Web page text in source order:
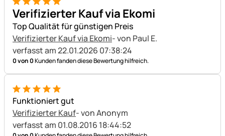
5 von 5
Verifizierter Kauf via Ekomi
Top Qualität für günstigen Preis
Verifizierter Kauf via Ekomi- von Paul E.
verfasst am 22.01.2026 07:38:24
0 von 0Kunden fanden diese Bewertung hilfreich.
5 von 5
Funktioniert gut
Verifizierter Kauf- von Anonym
verfasst am 01.08.2016 18:44:52